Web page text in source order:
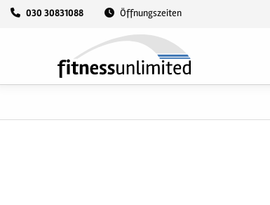
030 30831088 Öffnungszeiten